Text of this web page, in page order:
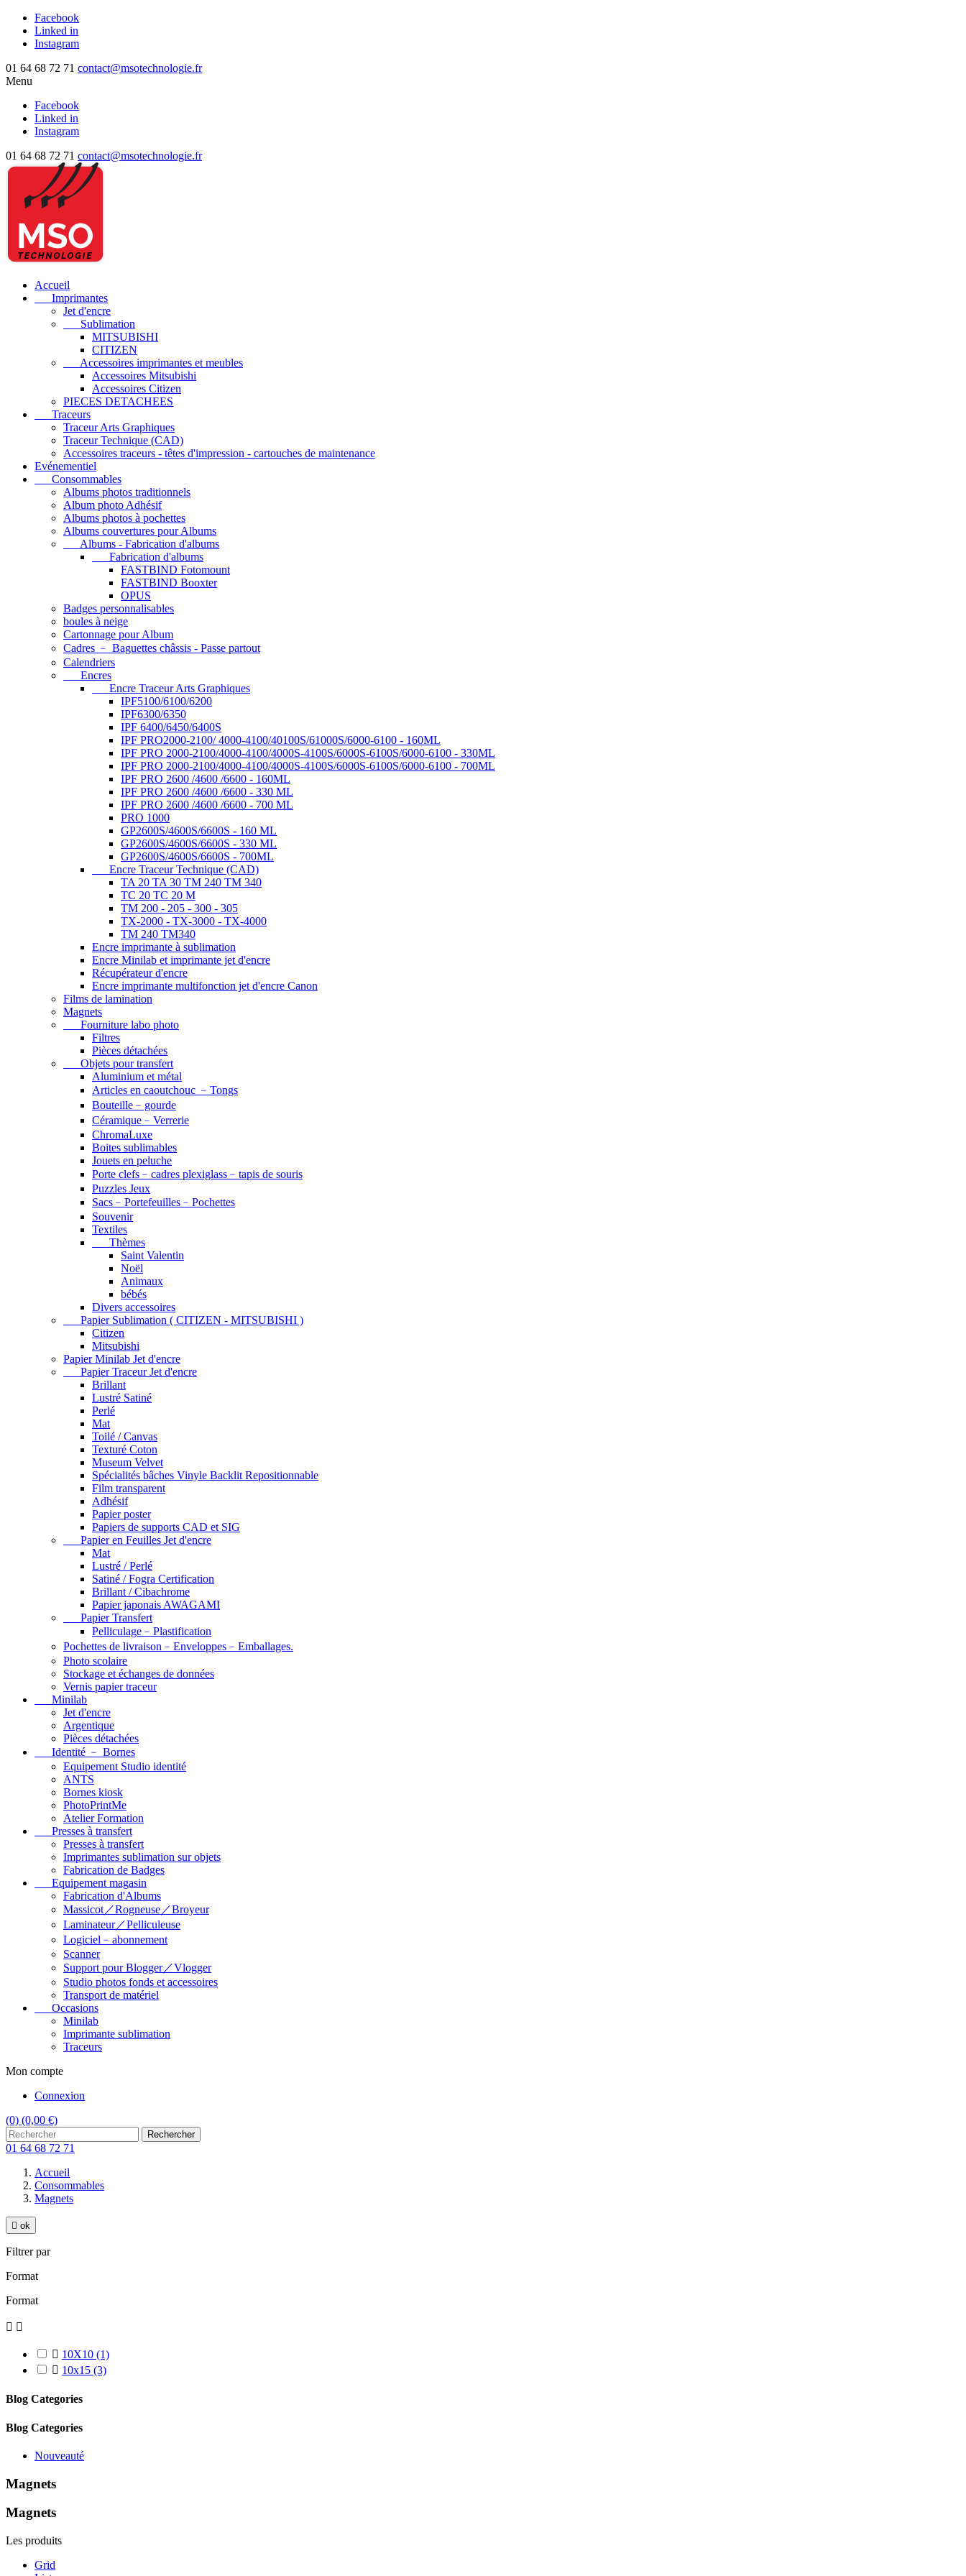
Facebook
Linked in
Instagram
01 64 68 72 71 contact@msotechnologie.fr
Menu
Facebook
Linked in
Instagram
01 64 68 72 71 contact@msotechnologie.fr
Accueil
Imprimantes
Jet d'encre
Sublimation
MITSUBISHI
CITIZEN
Accessoires imprimantes et meubles
Accessoires Mitsubishi
Accessoires Citizen
PIECES DETACHEES
Traceurs
Traceur Arts Graphiques
Traceur Technique (CAD)
Accessoires traceurs - têtes d'impression - cartouches de maintenance
Evénementiel
Consommables
Albums photos traditionnels
Album photo Adhésif
Albums photos à pochettes
Albums couvertures pour Albums
Albums - Fabrication d'albums
Fabrication d'albums
FASTBIND Fotomount
FASTBIND Booxter
OPUS
Badges personnalisables
boules à neige
Cartonnage pour Album
Cadres ﹣ Baguettes châssis - Passe partout
Calendriers
Encres
Encre Traceur Arts Graphiques
IPF5100/6100/6200
IPF6300/6350
IPF 6400/6450/6400S
IPF PRO2000-2100/ 4000-4100/40100S/61000S/6000-6100 - 160ML
IPF PRO 2000-2100/4000-4100/4000S-4100S/6000S-6100S/6000-6100 - 330ML
IPF PRO 2000-2100/4000-4100/4000S-4100S/6000S-6100S/6000-6100 - 700ML
IPF PRO 2600 /4600 /6600 - 160ML
IPF PRO 2600 /4600 /6600 - 330 ML
IPF PRO 2600 /4600 /6600 - 700 ML
PRO 1000
GP2600S/4600S/6600S - 160 ML
GP2600S/4600S/6600S - 330 ML
GP2600S/4600S/6600S - 700ML
Encre Traceur Technique (CAD)
TA 20 TA 30 TM 240 TM 340
TC 20 TC 20 M
TM 200 - 205 - 300 - 305
TX-2000 - TX-3000 - TX-4000
TM 240 TM340
Encre imprimante à sublimation
Encre Minilab et imprimante jet d'encre
Récupérateur d'encre
Encre imprimante multifonction jet d'encre Canon
Films de lamination
Magnets
Fourniture labo photo
Filtres
Pièces détachées
Objets pour transfert
Aluminium et métal
Articles en caoutchouc ﹣Tongs
Bouteille﹣gourde
Céramique﹣Verrerie
ChromaLuxe
Boites sublimables
Jouets en peluche
Porte clefs﹣cadres plexiglass﹣tapis de souris
Puzzles Jeux
Sacs﹣Portefeuilles﹣Pochettes
Souvenir
Textiles
Thèmes
Saint Valentin
Noël
Animaux
bébés
Divers accessoires
Papier Sublimation ( CITIZEN - MITSUBISHI )
Citizen
Mitsubishi
Papier Minilab Jet d'encre
Papier Traceur Jet d'encre
Brillant
Lustré Satiné
Perlé
Mat
Toilé / Canvas
Texturé Coton
Museum Velvet
Spécialités bâches Vinyle Backlit Repositionnable
Film transparent
Adhésif
Papier poster
Papiers de supports CAD et SIG
Papier en Feuilles Jet d'encre
Mat
Lustré / Perlé
Satiné / Fogra Certification
Brillant / Cibachrome
Papier japonais AWAGAMI
Papier Transfert
Pelliculage﹣Plastification
Pochettes de livraison﹣Enveloppes﹣Emballages.
Photo scolaire
Stockage et échanges de données
Vernis papier traceur
Minilab
Jet d'encre
Argentique
Pièces détachées
Identité ﹣ Bornes
Equipement Studio identité
ANTS
Bornes kiosk
PhotoPrintMe
Atelier Formation
Presses à transfert
Presses à transfert
Imprimantes sublimation sur objets
Fabrication de Badges
Equipement magasin
Fabrication d'Albums
Massicot／Rogneuse／Broyeur
Laminateur／Pelliculeuse
Logiciel﹣abonnement
Scanner
Support pour Blogger／Vlogger
Studio photos fonds et accessoires
Transport de matériel
Occasions
Minilab
Imprimante sublimation
Traceurs
Mon compte
Connexion
(0) (0,00 €)
Rechercher
01 64 68 72 71
Accueil
Consommables
Magnets
 ok
Filtrer par
Format
Format
 
 10X10 (1)
 10x15 (3)
Blog Categories
Blog Categories
Nouveauté
Magnets
Magnets
Les produits
Grid